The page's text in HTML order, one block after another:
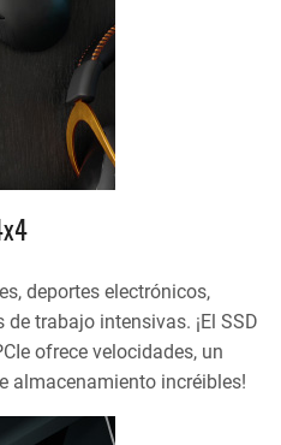
deportes electrónicos,
trabajo intensivas. ¡El SSD
ofrece velocidades, un
almacenamiento incréibles!